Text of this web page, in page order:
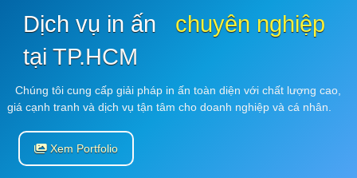
Dịch vụ in ấn
chuyên nghiệp
tại TP.HCM
Chúng tôi cung cấp giải pháp in ấn toàn diện với chất lượng cao,
giá cạnh tranh và dịch vụ tận tâm cho doanh nghiệp và cá nhân.
Xem Portfolio